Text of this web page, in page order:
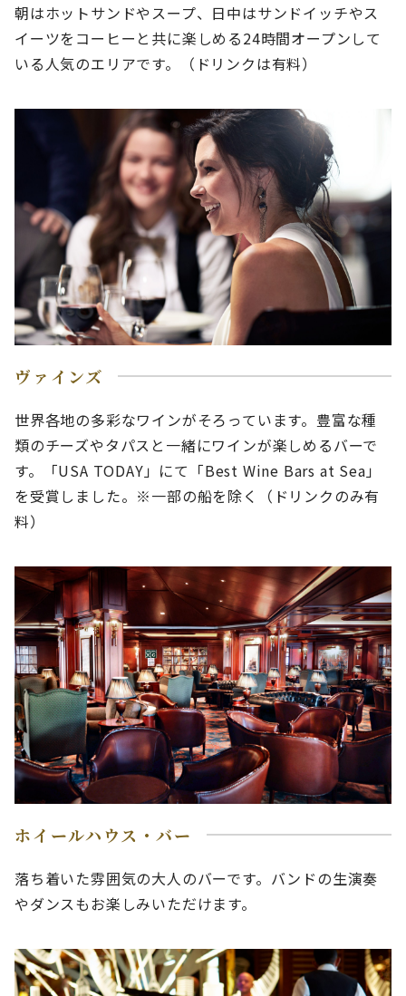
朝はホットサンドやスープ、日中はサンドイッチやス
イーツをコーヒーと共に楽しめる24時間オープンして
いる人気のエリアです。（ドリンクは有料）
ヴァインズ
世界各地の多彩なワインがそろっています。豊富な種
類のチーズやタパスと一緒にワインが楽しめるバーで
す。「USA TODAY」にて「Best Wine Bars at Sea」
を受賞しました。※一部の船を除く（ドリンクのみ有
料）
ホイールハウス・バー
落ち着いた雰囲気の大人のバーです。バンドの生演奏
やダンスもお楽しみいただけます。